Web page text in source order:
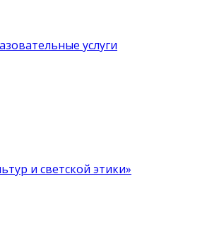
услуги
и светской этики»